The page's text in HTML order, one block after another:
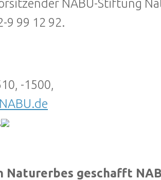
NABU-Stiftung
9 99 12 92.
-1500,
Naturerbes geschafft